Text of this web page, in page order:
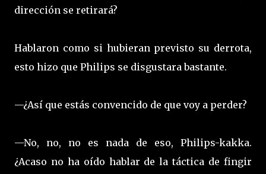
dirección se retirará?
Hablaron como si hubieran previsto su derrota,
esto hizo que Philips se disgustara bastante.
—¿Así que estás convencido de que voy a perder?
—No, no, no es nada de eso, Philips-kakka.
¿Acaso no ha oído hablar de la táctica de fingir